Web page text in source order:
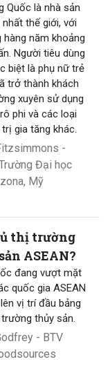
Quốc là nhà sản
thế giới, với
hàng năm khoảng
Người tiêu dùng
biệt là phụ nữ trẻ
trở thành khách
xuyên sử dụng
phi và các loại
gia tăng khác.
-
Đại học
Mỹ
thị trường
ASEAN?
đang vượt mặt
quốc gia ASEAN
vị trí đầu bảng
thủy sản.
- BTV